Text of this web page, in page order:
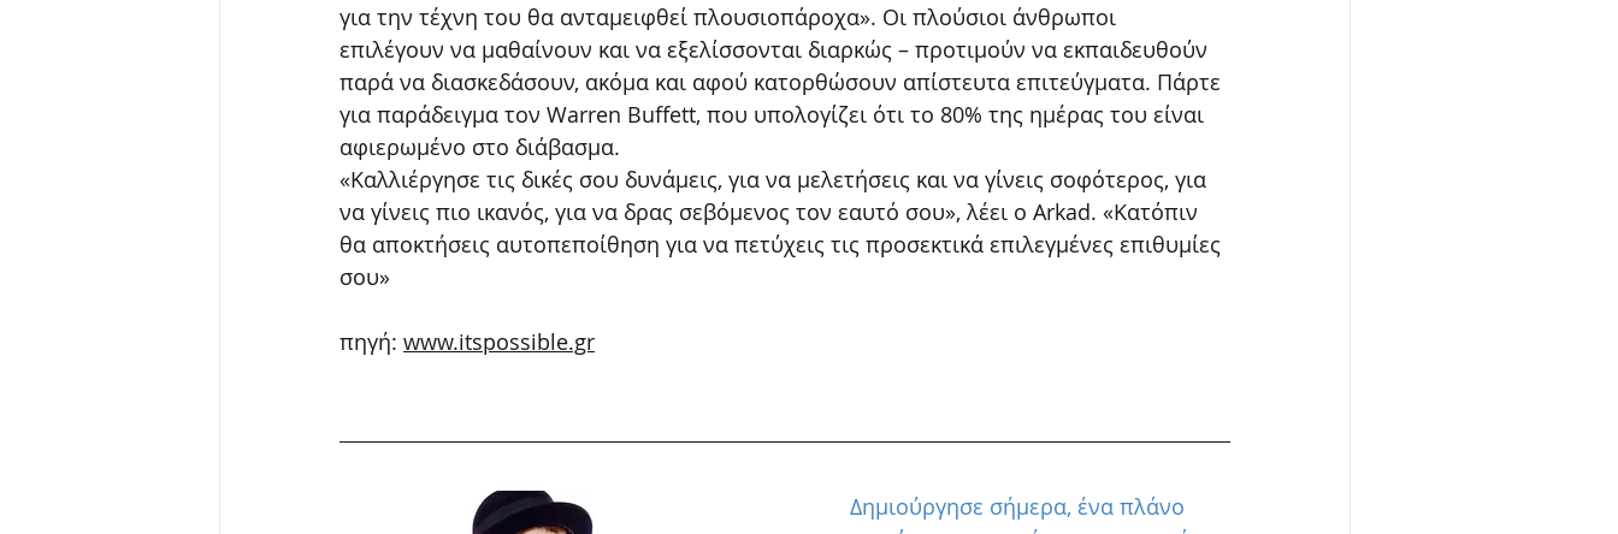
για την τέχνη του θα ανταμειφθεί πλουσιοπάροχα». Οι πλούσιοι άνθρωποι
επιλέγουν να μαθαίνουν και να εξελίσσονται διαρκώς – προτιμούν να εκπαιδευθούν
παρά να διασκεδάσουν, ακόμα και αφού κατορθώσουν απίστευτα επιτεύγματα. Πάρτε
για παράδειγμα τον Warren Buffett, που υπολογίζει ότι το 80% της ημέρας του είναι
αφιερωμένο στο διάβασμα.
«Καλλιέργησε τις δικές σου δυνάμεις, για να μελετήσεις και να γίνεις σοφότερος, για
να γίνεις πιο ικανός, για να δρας σεβόμενος τον εαυτό σου», λέει ο Arkad. «Κατόπιν
θα αποκτήσεις αυτοπεποίθηση για να πετύχεις τις προσεκτικά επιλεγμένες επιθυμίες
σου»
πηγή: www.itspossible.gr
Δημιούργησε σήμερα, ένα πλάνο